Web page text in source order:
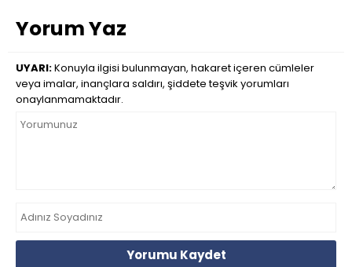
Yorum Yaz
UYARI:Konuyla ilgisi bulunmayan, hakaret içeren cümleler
veya imalar, inançlara saldırı, şiddete teşvik yorumları
onaylanmamaktadır.
Yorumu Kaydet